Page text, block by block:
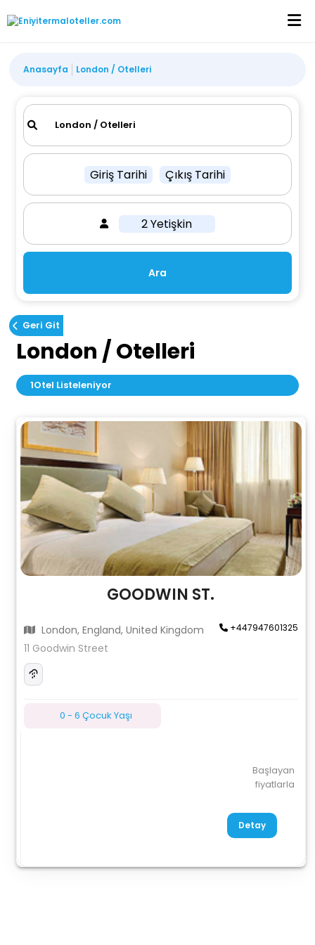
Anasayfa London / Otelleri
Giriş Tarihi Çıkış Tarihi
2 Yetişkin
Ara
Geri Git
London / Otelleri
1Otel Listeleniyor
GOODWIN ST.
London, England, United Kingdom +447947601325
11 Goodwin Street
0 - 6 Çocuk Yaşı
Başlayan
fiyatlarla
Detay